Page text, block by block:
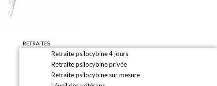
RETRAITES
Retraite psilocybine 4 jours
Retraite psilocybine privée
Retraite psilocybine sur mesure